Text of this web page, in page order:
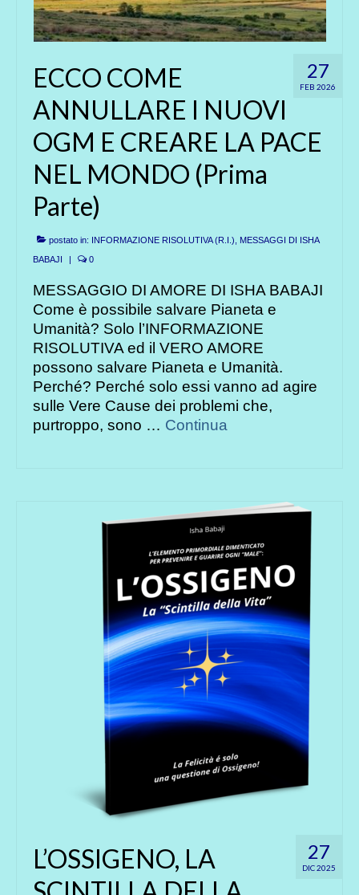
27
FEB 2026
ECCO COME
ANNULLARE I NUOVI
OGM E CREARE LA PACE
NEL MONDO (Prima
Parte)
postato in: INFORMAZIONE RISOLUTIVA (R.I.)
MESSAGGI DI ISHA
BABAJI
| 0
MESSAGGIO DI AMORE DI ISHA BABAJI
Come è possibile salvare Pianeta e
Umanità? Solo l’INFORMAZIONE
RISOLUTIVA ed il VERO AMORE
possono salvare Pianeta e Umanità.
Perché? Perché solo essi vanno ad agire
sulle Vere Cause dei problemi che,
purtroppo, sono … Continua
27
DIC 2025
L’OSSIGENO, LA